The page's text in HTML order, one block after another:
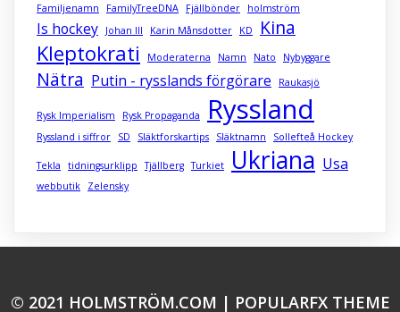
Familjenamn
FamilyTreeDNA Fjällbönder holmström
Is hockey Johan III Karin Månsdotter KD Kina
Kleptokrati Moderaterna Namn Nato Nybyggare
Nätra Putin - rysslands förgörare Raukasjö
Rysk Imperialism Rysk Propaganda Ryssland
Ryssland i siffror SD Släktforskartips Släktnamn Sollefteå Hockey
Tekla tidningsurklipp Tjällberg Turkiet Ukriana Usa
webbutik Zelensky
© 2021 HOLMSTRÖM.COM | POPULARFX THEME